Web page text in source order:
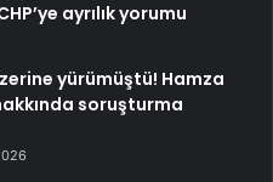
ayrılık yorumu
yürümüştü! Hamza
soruşturma